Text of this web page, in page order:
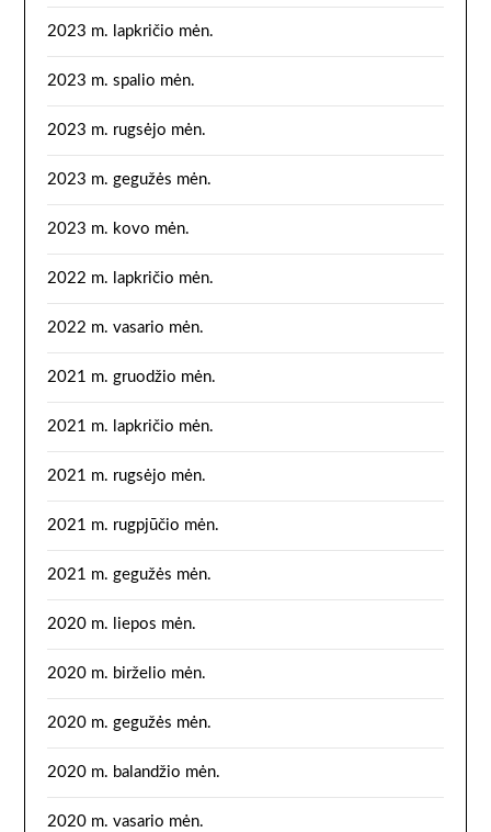
2023 m. lapkričio mėn.
2023 m. spalio mėn.
2023 m. rugsėjo mėn.
2023 m. gegužės mėn.
2023 m. kovo mėn.
2022 m. lapkričio mėn.
2022 m. vasario mėn.
2021 m. gruodžio mėn.
2021 m. lapkričio mėn.
2021 m. rugsėjo mėn.
2021 m. rugpjūčio mėn.
2021 m. gegužės mėn.
2020 m. liepos mėn.
2020 m. birželio mėn.
2020 m. gegužės mėn.
2020 m. balandžio mėn.
2020 m. vasario mėn.